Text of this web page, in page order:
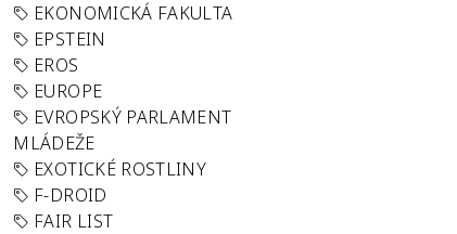
EKONOMICKÁ FAKULTA
EPSTEIN
EROS
EUROPE
EVROPSKÝ PARLAMENT
MLÁDEŽE
EXOTICKÉ ROSTLINY
F-DROID
FAIR LIST